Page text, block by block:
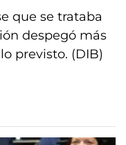
que se trataba
despegó más
previsto. (DIB)